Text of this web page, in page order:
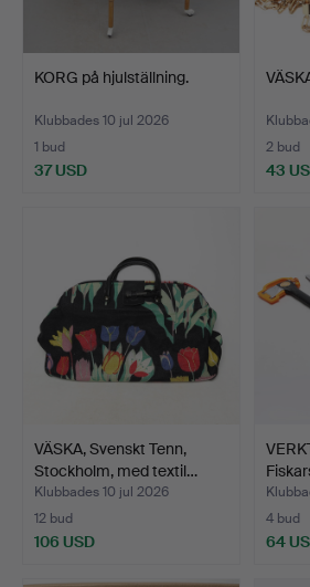
KORG på hjulställning.
Klubbades 10 jul 2026
1 bud
37 USD
2 bud
43
VÄSKA, Svenskt Tenn,
Stockholm, med textil…
Klubbades 10 jul 2026
12 bud
106 USD
4 bud
64